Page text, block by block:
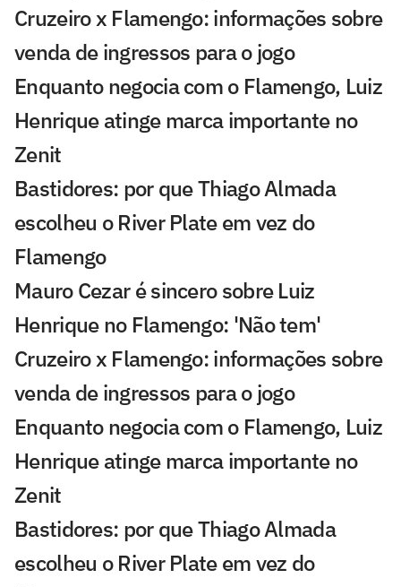
Cruzeiro x Flamengo: informações sobre
venda de ingressos para o jogo
Enquanto negocia com o Flamengo, Luiz
Henrique atinge marca importante no
Zenit
Bastidores: por que Thiago Almada
escolheu o River Plate em vez do
Flamengo
Mauro Cezar é sincero sobre Luiz
Henrique no Flamengo: 'Não tem'
Cruzeiro x Flamengo: informações sobre
venda de ingressos para o jogo
Enquanto negocia com o Flamengo, Luiz
Henrique atinge marca importante no
Zenit
Bastidores: por que Thiago Almada
escolheu o River Plate em vez do